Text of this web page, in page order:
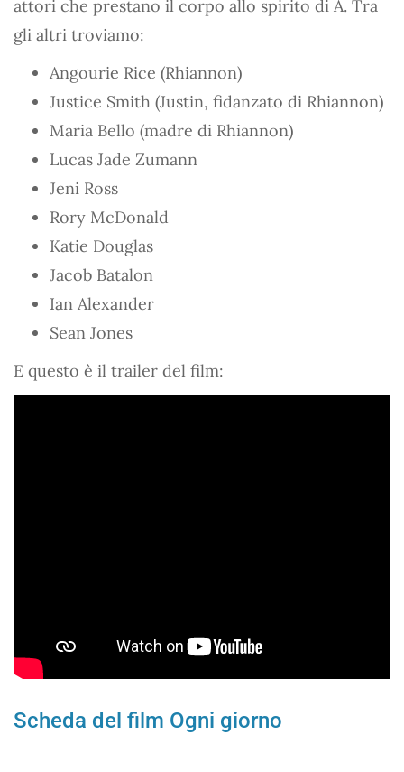
attori che prestano il corpo allo spirito di A. Tra
gli altri troviamo:
Angourie Rice (Rhiannon)
Justice Smith (Justin, fidanzato di Rhiannon)
Maria Bello (madre di Rhiannon)
Lucas Jade Zumann
Jeni Ross
Rory McDonald
Katie Douglas
Jacob Batalon
Ian Alexander
Sean Jones
E questo è il trailer del film:
Scheda del film Ogni giorno